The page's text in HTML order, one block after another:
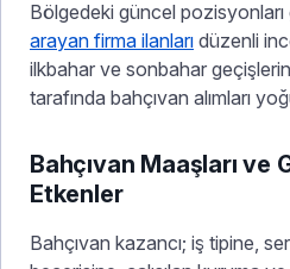
Bölgedeki güncel
arayan firma ilanları düzenli
ilkbahar ve sonbahar
tarafında bahçıvan alımları
Bahçıvan Maaşları ve
Etkenler
Bahçıvan kazancı; iş tipine,